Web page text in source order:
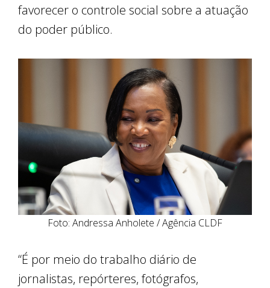
favorecer o controle social sobre a atuação
do poder público.
Foto: Andressa Anholete / Agência CLDF
“É por meio do trabalho diário de
jornalistas, repórteres, fotógrafos,